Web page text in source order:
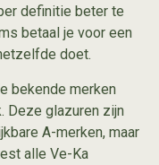
definitie beter te
betaal je voor een
doet.
bekende merken
Deze glazuren zijn
A-merken, maar
alle Ve-Ka